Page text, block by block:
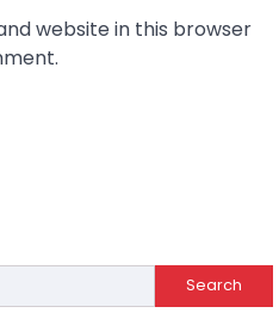
website in this browser
Search